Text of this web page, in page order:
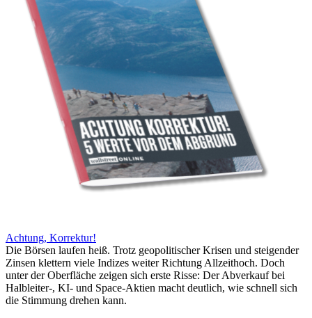
Achtung, Korrektur!
Die Börsen laufen heiß. Trotz geopolitischer Krisen und steigender
Zinsen klettern viele Indizes weiter Richtung Allzeithoch. Doch
unter der Oberfläche zeigen sich erste Risse: Der Abverkauf bei
Halbleiter-, KI- und Space-Aktien macht deutlich, wie schnell sich
die Stimmung drehen kann.